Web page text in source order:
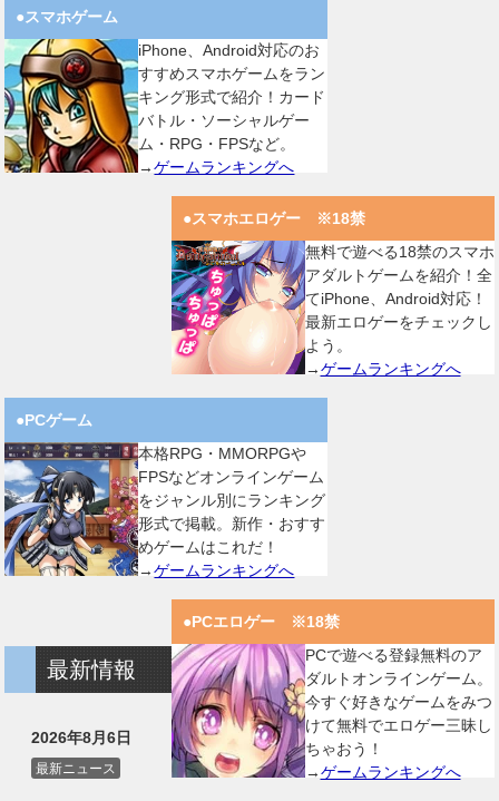
●スマホゲーム
iPhone、Android対応のお
すすめスマホゲームをラン
キング形式で紹介！カード
バトル・ソーシャルゲー
ム・RPG・FPSなど。
→ゲームランキングへ
●スマホエロゲー ※18禁
無料で遊べる18禁のスマホ
アダルトゲームを紹介！全
てiPhone、Android対応！
最新エロゲーをチェックし
よう。
→ゲームランキングへ
●PCゲーム
本格RPG・MMORPGや
FPSなどオンラインゲーム
をジャンル別にランキング
形式で掲載。新作・おすす
めゲームはこれだ！
→ゲームランキングへ
●PCエロゲー ※18禁
PCで遊べる登録無料のア
ダルトオンラインゲーム。
今すぐ好きなゲームをみつ
けて無料でエロゲー三昧し
ちゃおう！
→ゲームランキングへ
最新情報
2026年8月6日
最新ニュース